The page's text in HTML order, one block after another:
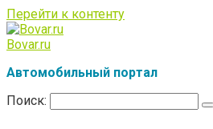
Перейти к контенту
Bovar.ru
Автомобильный портал
Поиск: